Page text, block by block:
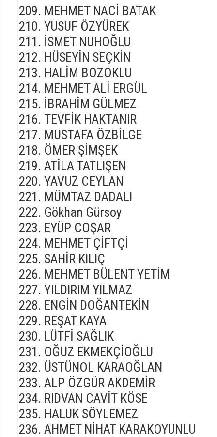
MEHMET NACİ BATAK
YUSUF ÖZYÜREK
İSMET NUHOĞLU
HÜSEYİN SEÇKİN
HALİM BOZOKLU
MEHMET ALİ ERGÜL
İBRAHİM GÜLMEZ
TEVFİK HAKTANIR
MUSTAFA ÖZBİLGE
ÖMER ŞİMŞEK
ATİLA TATLIŞEN
YAVUZ CEYLAN
MÜMTAZ DADALI
Gökhan Gürsoy
EYÜP COŞAR
MEHMET ÇİFTÇİ
SAHİR KILIÇ
MEHMET BÜLENT YETİM
YILDIRIM YILMAZ
ENGİN DOĞANTEKİN
REŞAT KAYA
LÜTFİ SAĞLIK
OĞUZ EKMEKÇİOĞLU
ÜSTÜNOL KARAOĞLAN
ALP ÖZGÜR AKDEMİR
RIDVAN CAVİT KÖSE
HALUK SÖYLEMEZ
AHMET NİHAT KARAKOYUNLU